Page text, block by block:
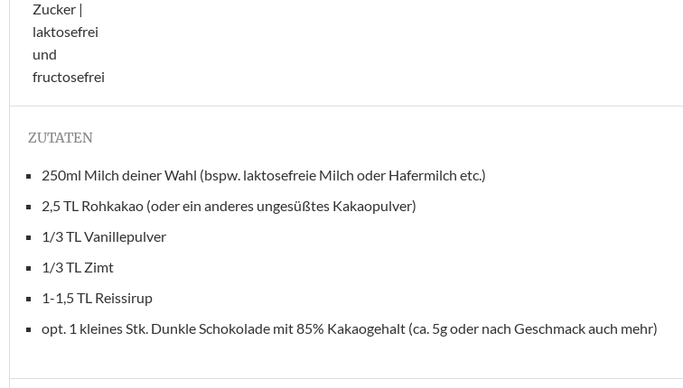
ZUTATEN
250ml Milch deiner Wahl (bspw. laktosefreie Milch oder Hafermilch etc.)
2,5 TL Rohkakao (oder ein anderes ungesüßtes Kakaopulver)
1/3 TL Vanillepulver
1/3 TL Zimt
1-1,5 TL Reissirup
opt. 1 kleines Stk. Dunkle Schokolade mit 85% Kakaogehalt (ca. 5g oder nach Geschmack auch mehr)